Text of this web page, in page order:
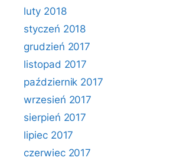
luty 2018
styczeń 2018
grudzień 2017
listopad 2017
październik 2017
wrzesień 2017
sierpień 2017
lipiec 2017
czerwiec 2017